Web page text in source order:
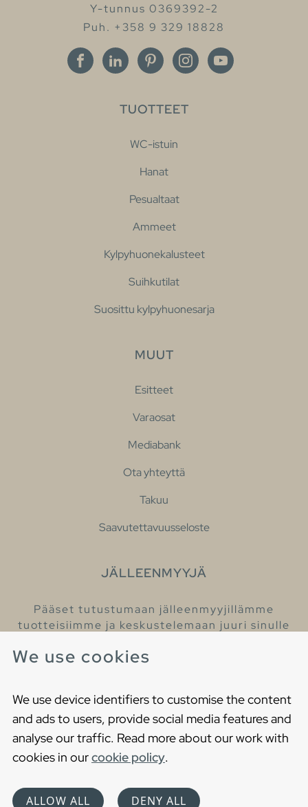
We use cookies
We use device identifiers to customise the content
and ads to users, provide social media features and
analyse our traffic. Read more about our work with
cookies in ourcookie policy.
ALLOW ALL DENY ALL
Y-tunnus 0369392-2
Puh. +358 9 329 18828
TUOTTEET
WC-istuin
Hanat
Pesualtaat
Ammeet
Kylpyhuonekalusteet
Suihkutilat
Suosittu kylpyhuonesarja
MUUT
Esitteet
Varaosat
Mediabank
Ota yhteyttä
Takuu
Saavutettavuusseloste
JÄLLEENMYYJÄ
Pääset tutustumaan jälleenmyyjillämme
tuotteisiimme ja keskustelemaan juuri sinulle
Cookies
Privacy statement